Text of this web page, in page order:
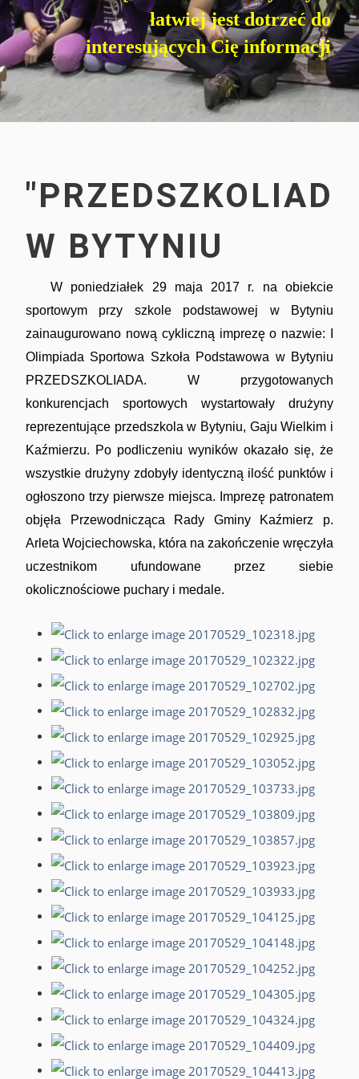
łatwiej jest dotrzeć do
interesujących Cię informacji
W BYTYNIU
W poniedziałek 29 maja 2017 r. na obiekcie
sportowym przy szkole podstawowej w Bytyniu
zainaugurowano nową cykliczną imprezę o nazwie: I
Olimpiada Sportowa Szkoła Podstawowa w Bytyniu
PRZEDSZKOLIADA. W przygotowanych
konkurencjach sportowych wystartowały drużyny
reprezentujące przedszkola w Bytyniu, Gaju Wielkim i
Kaźmierzu. Po podliczeniu wyników okazało się, że
wszystkie drużyny zdobyły identyczną ilość punktów i
ogłoszono trzy pierwsze miejsca. Imprezę patronatem
objęła Przewodnicząca Rady Gminy Kaźmierz p.
Arleta Wojciechowska, która na zakończenie wręczyła
uczestnikom ufundowane przez siebie
okolicznościowe puchary i medale.
Ciekawe historie
Towarzystwo Miłośników Wilna i Ziemi